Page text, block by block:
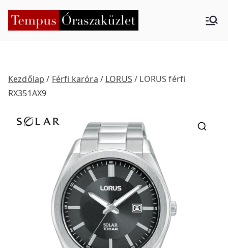
Tempus
küzlet
Kezdőlap / Férfi karóra / LORUS / LORUS férfi
RX351AX9